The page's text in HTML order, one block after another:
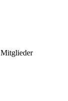
Mitglieder